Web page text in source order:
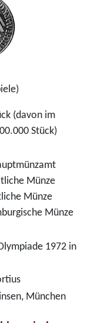
(davon im
Stück)
Münze
Münze
Münze
1972 in
München